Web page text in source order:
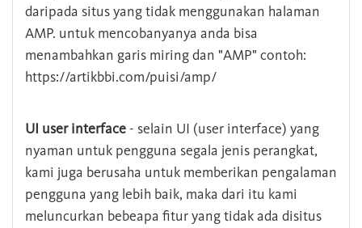
daripada situs yang tidak menggunakan halaman
AMP. untuk mencobanyanya anda bisa
menambahkan garis miring dan "AMP" contoh:
https://artikbbi.com/puisi/amp/
UI user interface - selain UI (user interface) yang
nyaman untuk pengguna segala jenis perangkat,
kami juga berusaha untuk memberikan pengalaman
pengguna yang lebih baik, maka dari itu kami
meluncurkan bebeapa fitur yang tidak ada disitus